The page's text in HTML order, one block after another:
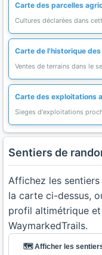
Carte des parcelles
Cultures déclarées dans
Carte de l'historique
Ventes de terrains dans le
Carte des exploitations
Sieges d'exploitations
Sentiers de
Affichez les
la carte ci-dessus,
profil altimétrique
WaymarkedTrails.
🗺️ Afficher les